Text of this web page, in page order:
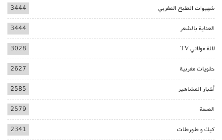
شهيوات الطبخ المغربي 3444
العناية بالشعر 3444
لالة مولاتي TV 3028
حلويات مغربية 2627
أخبار المشاهير 2585
الصحة 2579
كيك و طورطات 2341